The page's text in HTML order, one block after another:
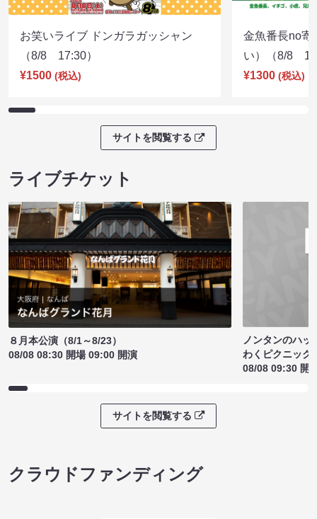
お笑いライブ ドンガラガッシャン
（8/8 17:30）
¥1500 (税込)
金魚番長no寄
い）（8/8
¥1300 (税込)
サイトを閲覧する
ライブチケット
８月本公演（8/1～8/23）
08/08 08:30 開場 09:00 開演
ノンタンのハッ
わくピクニック
08/08 09:30 開
サイトを閲覧する
クラウドファンディング